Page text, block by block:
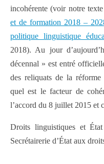
incohérente (voir notre
et de formation 2018 –
politique linguistique
2018). Au jour
décennal » est entré
des reliquats de la
quel est le facteur de
l’accord du 8 juillet 2015 et
Droits linguistiques et
Secrétairerie d’État aux